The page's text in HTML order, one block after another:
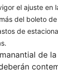
el ajuste en
del boleto
de
de